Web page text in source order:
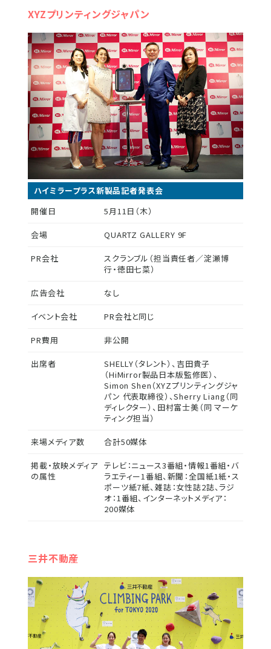
XYZプリンティングジャパン
ハイミラープラス新製品記者発表会
開催日
5月11日（木）
会場 QUARTZ GALLERY 9F
PR会社
スクランブル（担当責任者／淀瀬博
行・徳田七菜）
広告会社 なし
イベント会社 PR会社と同じ
PR費用 非公開
出席者
SHELLY（タレント）、吉田貴子
（HiMirror製品日本版監修医）、
Simon Shen（XYZプリンティングジャ
パン 代表取締役）、Sherry Liang（同
ディレクター）、田村富士美（同 マーケ
ティング担当）
来場メディア数 合計50媒体
掲載・放映メディア
の属性
テレビ：ニュース3番組・情報1番組・バ
ラエティー1番組、新聞：全国紙1紙・ス
ポーツ紙7紙、雑誌：女性誌2誌、ラジ
オ：1番組、インターネットメディア：
200媒体
三井不動産